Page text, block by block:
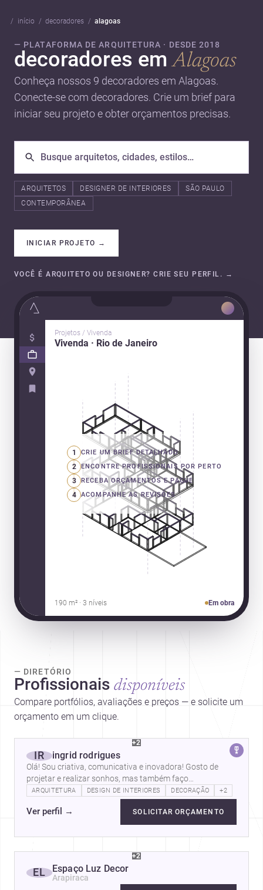
início decoradores alagoas
— PLATAFORMA DE ARQUITETURA · DESDE 2018
decoradores emAlagoas
Conheça nossos 9 decoradores em Alagoas.
Conecte-se com decoradores. Crie um brief para
iniciar seu projeto e obter orçamentos precisas.
ARQUITETOS DESIGNER DE INTERIORES
SÃO PAULO
CONTEMPORÂNEA
INICIAR PROJETO →
VOCÊ É ARQUITETO OU DESIGNER? CRIE SEU PERFIL. →
Projetos / Vivenda
Vivenda · Rio de Janeiro
1 CRIE UM BRIEF DETALHADO
2 ENCONTRE PROFISSIONAIS POR PERTO
3 RECEBA ORÇAMENTOS E PAGUE
4 ACOMPANHE AS REVISÕES
190 m² · 3 níveis Em obra
— DIRETÓRIO
Profissionais disponíveis
Compare portfólios, avaliações e preços — e solicite um
orçamento em um clique.
+2
IR ingrid rodrigues
Olá! Sou criativa, comunicativa e inovadora! Gosto de
projetar e realizar sonhos, mas também faço
renderizações e transformo desenhos em…
ARQUITETURA DESIGN DE INTERIORES DECORAÇÃO +2
Ver perfil → SOLICITAR ORÇAMENTO
+2
EL Espaço Luz Decor
Arapiraca